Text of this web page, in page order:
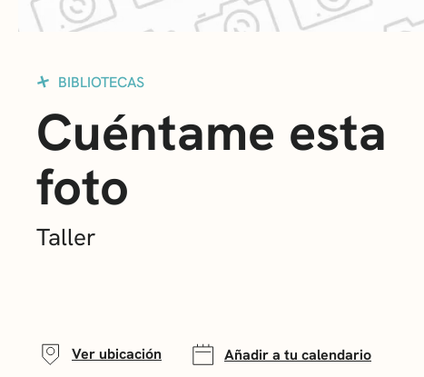
BIBLIOTECAS
Cuéntame esta
foto
Taller
Ver ubicación Añadir a tu calendario